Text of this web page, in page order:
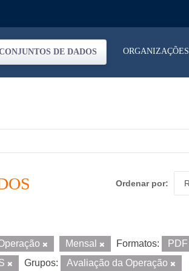
DE DADOS ORGANIZAÇÕES
Ordenar por
Mensal Formatos: PDF
Grupos: Avaliação da Operação